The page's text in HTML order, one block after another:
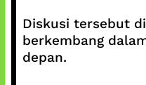
Diskusi tersebut
berkembang
depan.